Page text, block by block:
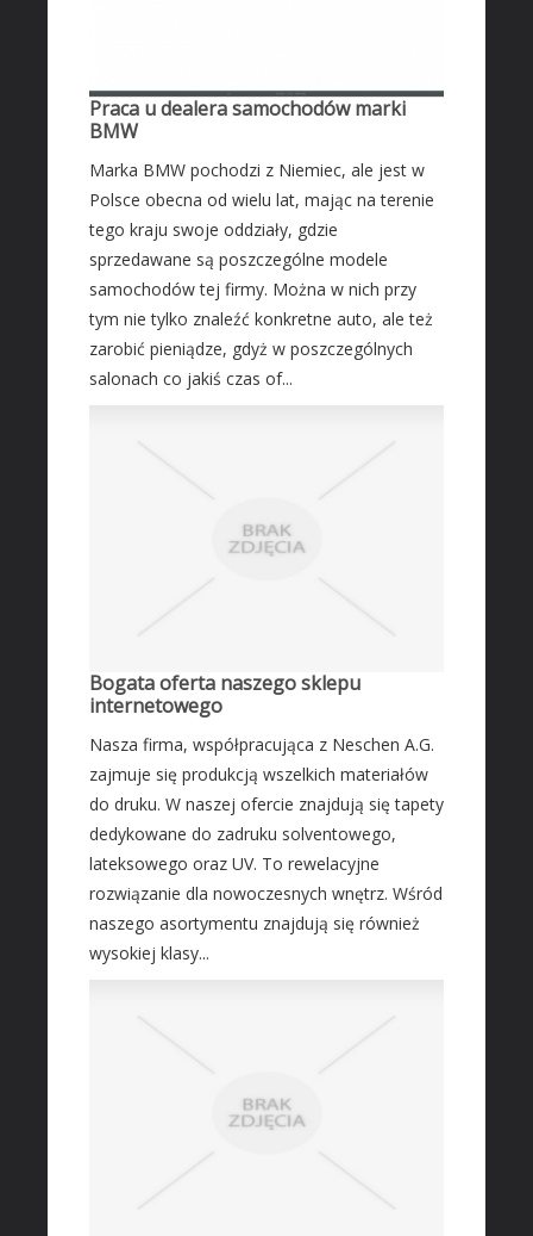
SOFTWARE
Oprogramowanie
Strony Internetowe
KONTAKT
Praca u dealera samochodów marki
BMW
Marka BMW pochodzi z Niemiec, ale jest w
Polsce obecna od wielu lat, mając na terenie
tego kraju swoje oddziały, gdzie
sprzedawane są poszczególne modele
samochodów tej firmy. Można w nich przy
tym nie tylko znaleźć konkretne auto, ale też
zarobić pieniądze, gdyż w poszczególnych
salonach co jakiś czas of...
Bogata oferta naszego sklepu
internetowego
Nasza firma, współpracująca z Neschen A.G.
zajmuje się produkcją wszelkich materiałów
do druku. W naszej ofercie znajdują się tapety
dedykowane do zadruku solventowego,
lateksowego oraz UV. To rewelacyjne
rozwiązanie dla nowoczesnych wnętrz. Wśród
naszego asortymentu znajdują się również
wysokiej klasy...